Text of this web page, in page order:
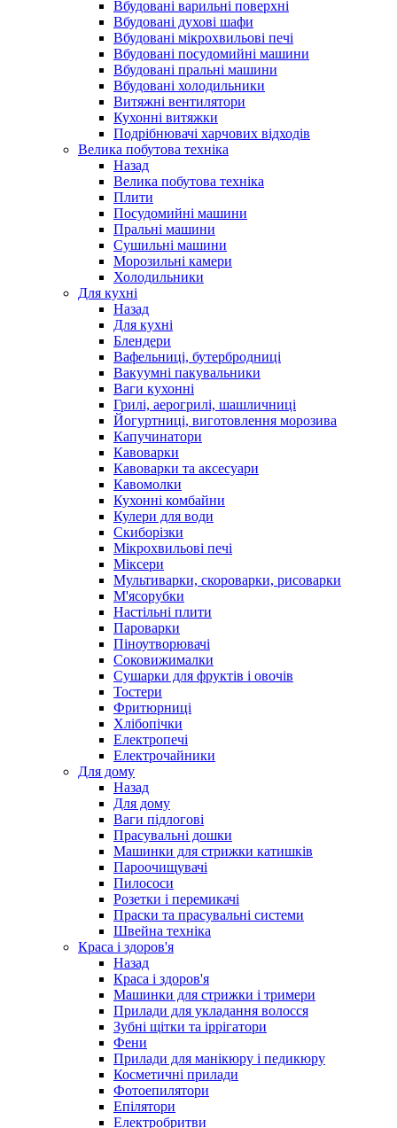
Вбудовані варильні поверхні
Вбудовані духові шафи
Вбудовані мікрохвильові печі
Вбудовані посудомийні машини
Вбудовані пральні машини
Вбудовані холодильники
Витяжні вентилятори
Кухонні витяжки
Подрібнювачі харчових відходів
Велика побутова техніка
Назад
Велика побутова техніка
Плити
Посудомийні машини
Пральні машини
Сушильні машини
Морозильні камери
Холодильники
Для кухні
Назад
Для кухні
Блендери
Вафельниці, бутербродниці
Вакуумні пакувальники
Ваги кухонні
Грилі, аерогрилі, шашличниці
Йогуртниці, виготовлення морозива
Капучинатори
Кавоварки
Кавоварки та аксесуари
Кавомолки
Кухонні комбайни
Кулери для води
Скиборізки
Мікрохвильові печі
Міксери
Мультиварки, скороварки, рисоварки
М'ясорубки
Настільні плити
Пароварки
Піноутворювачі
Соковижималки
Сушарки для фруктів і овочів
Тостери
Фритюрниці
Хлібопічки
Електропечі
Електрочайники
Для дому
Назад
Для дому
Ваги підлогові
Прасувальні дошки
Машинки для стрижки катишків
Пароочищувачі
Пилососи
Розетки і перемикачі
Праски та прасувальні системи
Швейна техніка
Краса і здоров'я
Назад
Краса і здоров'я
Машинки для стрижки і тримери
Прилади для укладання волосся
Зубні щітки та іррігатори
Фени
Прилади для манікюру і педикюру
Косметичні прилади
Фотоепилятори
Епілятори
Електробритви